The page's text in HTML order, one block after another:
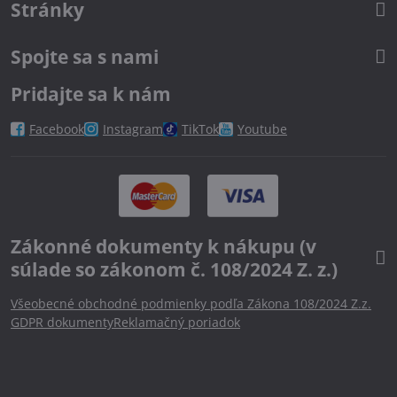
Stránky
Spojte sa s nami
Pridajte sa k nám
Facebook Instagram TikTok Youtube
Zákonné dokumenty k nákupu (v
súlade so zákonom č. 108/2024 Z. z.)
Všeobecné obchodné podmienky podľa Zákona 108/2024 Z.z.
GDPR dokumentyReklamačný poriadok